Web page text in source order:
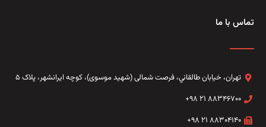
تماس با ما
تهران، خيابان طالقاني،‌ فرصت شمالی (شهید موسوی)، کوچه ایرانشهر، پلاک ۵
۸۸۳۴۶۷۰۰ ۲۱ ۹۸+
۸۸۳۰۴۱۴۰ ۲۱ ۹۸+